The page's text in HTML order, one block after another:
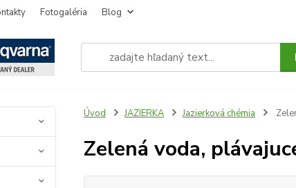
Fotogaléria Blog
Úvod JAZIERKA Jazierková chémia
Zelená voda,